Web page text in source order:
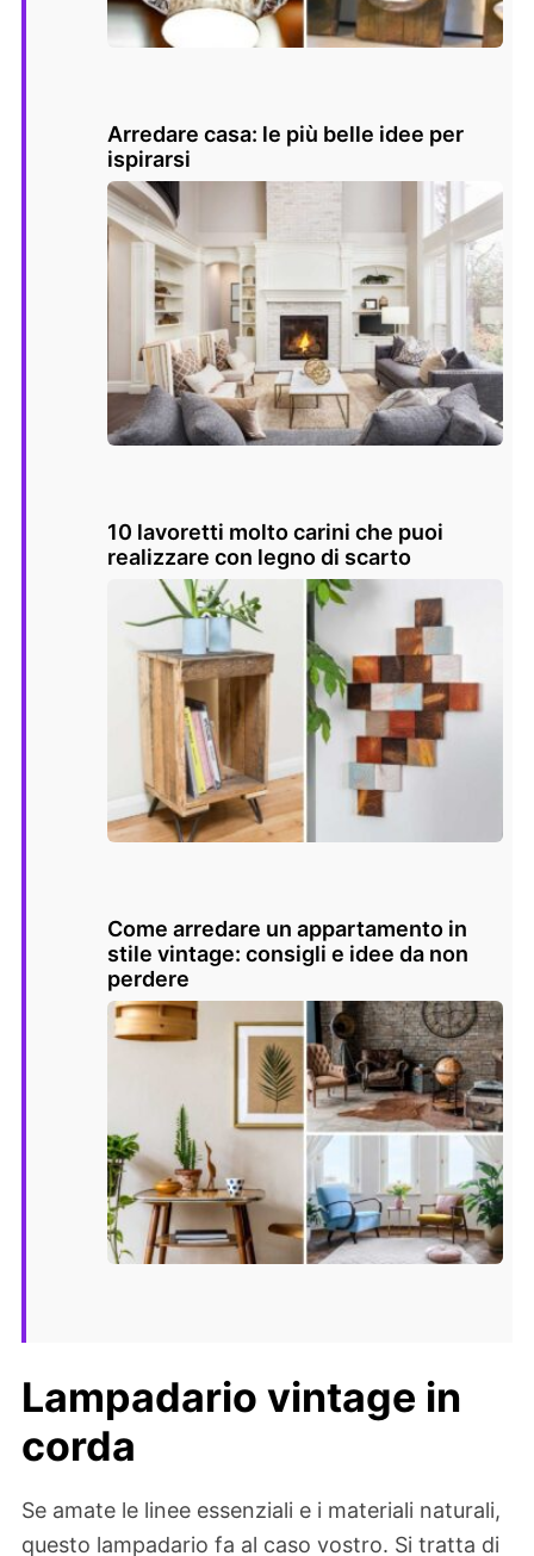
Arredare casa: le più belle idee per
ispirarsi
10 lavoretti molto carini che puoi
realizzare con legno di scarto
Come arredare un appartamento in
stile vintage: consigli e idee da non
perdere
Lampadario vintage in
corda
Se amate le linee essenziali e i materiali naturali,
questo lampadario fa al caso vostro. Si tratta di